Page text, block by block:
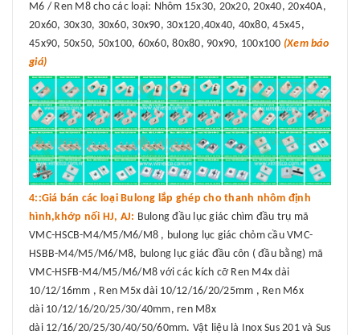
M6 / Ren M8 cho các loại: Nhôm 15x30, 20x20, 20x40, 20x40A,
20x60, 30x30, 30x60, 30x90, 30x120,40x40, 40x80, 45x45,
45x90, 50x50, 50x100, 60x60, 80x80, 90x90, 100x100 (Xem báo
giá)
4::Giá bán các loại Bulong lắp ghép cho thanh nhôm định
hình,khớp nối HJ, AJ: Bulong đầu lục giác chìm đầu trụ mã
VMC-HSCB-M4/M5/M6/M8 , bulong lục giác chỏm cầu VMC-
HSBB-M4/M5/M6/M8, bulong lục giác đầu côn ( đầu bằng) mã
VMC-HSFB-M4/M5/M6/M8 với các kích cỡ Ren M4x dài
10/12/16mm , Ren M5x dài 10/12/16/20/25mm , Ren M6x
dài 10/12/16/20/25/30/40mm, ren M8x
dài 12/16/20/25/30/40/50/60mm. Vật liệu là Inox Sus 201 và Sus